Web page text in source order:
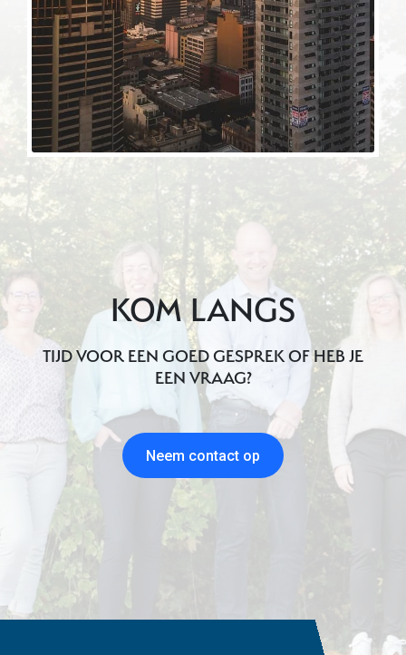
KOM LANGS
TIJD VOOR EEN GOED GESPREK OF HEB JE
EEN VRAAG?
Neem contact op